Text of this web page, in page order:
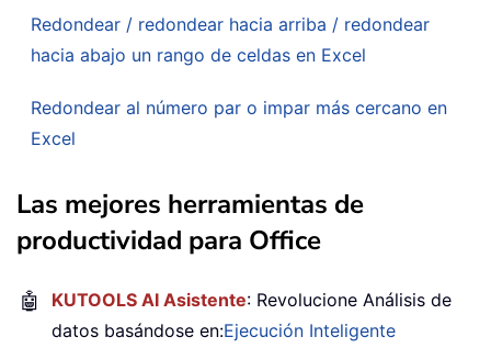
Redondear / redondear hacia arriba / redondear
hacia abajo un rango de celdas en Excel
Redondear al número par o impar más cercano en
Excel
Las mejores herramientas de
productividad para Office
🤖 KUTOOLS AI Asistente: Revolucione Análisis de
datos basándose en:Ejecución Inteligente